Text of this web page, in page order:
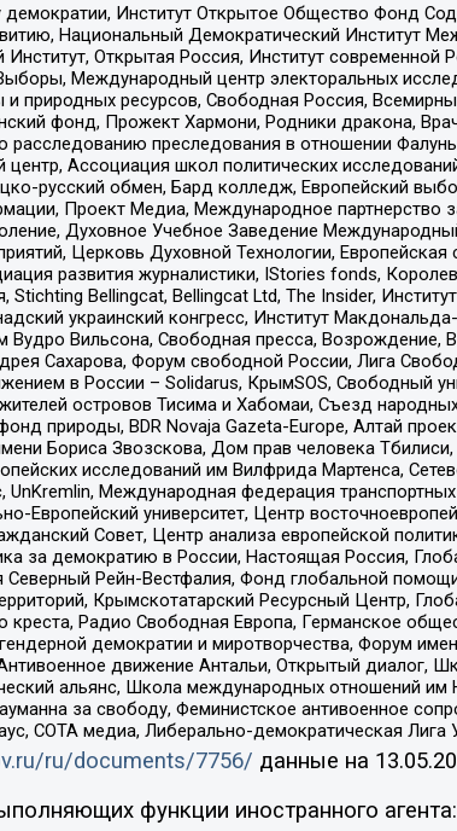
Институт Открытое Общество Фонд
Национальный Демократический Институт
Открытая Россия, Институт современной
Международный центр электоральных
ресурсов, Свободная Россия,
фонд, Прожект Хармони, Родники дракона,
расследованию преследования в отношении
центр, Ассоциация школ политических
русский обмен, Бард колледж, Европейский
Проект Медиа, Международное партнерство
Духовное Учебное Заведение
Церковь Духовной Технологии,
развития журналистики, IStories fonds,
Bellingcat, Bellingcat Ltd, The Insider,
украинский конгресс, Институт
Вильсона, Свободная пресса, Возрождение,
Сахарова, Форум свободной России, Лига
в России – Solidarus, КрымSOS, Свободный
островов Тисима и Хабомаи, Съезд
природы, BDR Novaja Gazeta-Europe, Алтай
Бориса Звозскова, Дом прав человека
исследований им Вилфрида Мартенса,
UnKremlin, Международная федерация
Европейский университет, Центр
Совет, Центр анализа европейской
за демократию в России, Настоящая Россия,
Рейн-Вестфалия, Фонд глобальной
Крымскотатарский Ресурсный Центр,
креста, Радио Свободная Европа, Германское
демократии и миротворчества, Форум
движение Антальи, Открытый диалог,
альянс, Школа международных отношений
за свободу, Феминистское антивоенное
СОТА медиа, Либерально-демократическая Лига
ru/documents/7756/ данные на
функции иностранного агента: